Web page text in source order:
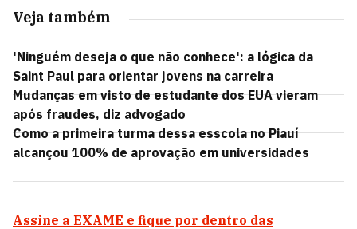
Veja também
'Ninguém deseja o que não conhece': a lógica da
Saint Paul para orientar jovens na carreira
Mudanças em visto de estudante dos EUA vieram
após fraudes, diz advogado
Como a primeira turma dessa esscola no Piauí
alcançou 100% de aprovação em universidades
Assine a EXAME e fique por dentro das